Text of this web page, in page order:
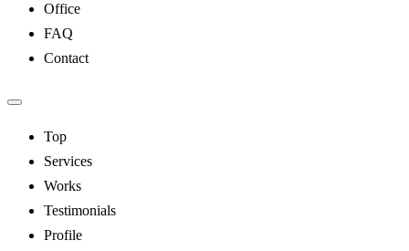
Office
FAQ
Contact
Top
Services
Works
Testimonials
Profile